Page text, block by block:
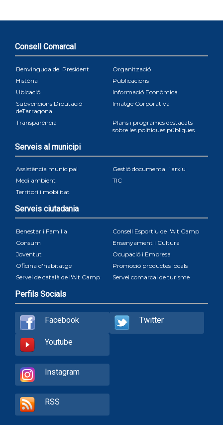
Consell Comarcal
Benvinguda del President
Organització
Història
Publicacions
Ubicació
Informació Econòmica
Subvencions Diputació
deTarragona
Imatge Corporativa
Transparència
Plans i programes destacats
sobre les polítiques públiques
Serveis al municipi
Assistència municipal
Gestió documental i arxiu
Medi ambient
TIC
Territori i mobilitat
Serveis ciutadania
Benestar i Familia
Consell Esportiu de l'Alt Camp
Consum
Ensenyament i Cultura
Joventut
Ocupació i Empresa
Oficina d'habitatge
Promoció productes locals
Servei de català de l'Alt Camp
Servei comarcal de turisme
Perfils Socials
Facebook Twitter
Youtube
Instagram
RSS